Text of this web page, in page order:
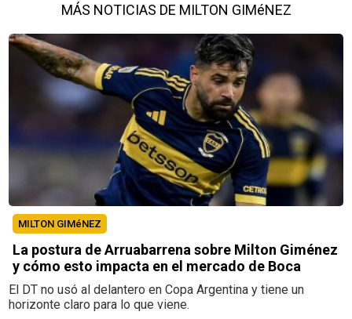
MÁS NOTICIAS DE MILTON GIMéNEZ
MILTON GIMéNEZ
La postura de Arruabarrena sobre Milton Giménez
y cómo esto impacta en el mercado de Boca
El DT no usó al delantero en Copa Argentina y tiene un
horizonte claro para lo que viene.